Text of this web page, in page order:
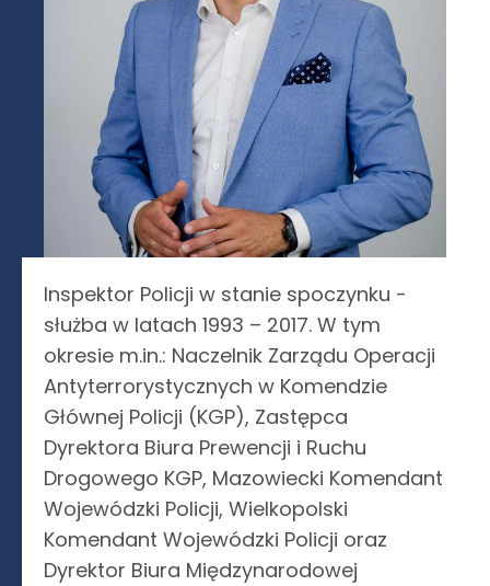
Inspektor Policji w stanie spoczynku -
służba w latach 1993 – 2017. W tym
okresie m.in.: Naczelnik Zarządu Operacji
Antyterrorystycznych w Komendzie
Głównej Policji (KGP), Zastępca
Dyrektora Biura Prewencji i Ruchu
Drogowego KGP, Mazowiecki Komendant
Wojewódzki Policji, Wielkopolski
Komendant Wojewódzki Policji oraz
Dyrektor Biura Międzynarodowej